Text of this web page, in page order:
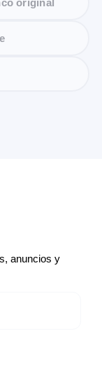
anuncios y